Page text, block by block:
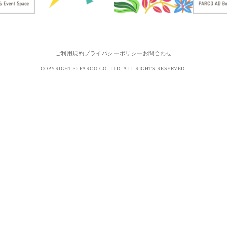
ご利用規約プライバシーポリシー お問合わせ
COPYRIGHT © PARCO.CO.,LTD. ALL RIGHTS RESERVED.